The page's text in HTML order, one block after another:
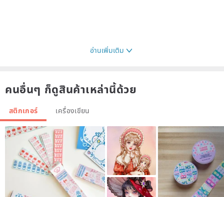
อ่านเพิ่มเติม
คนอื่นๆ ก็ดูสินค้าเหล่านี้ด้วย
สติกเกอร์ เครื่องเขียน